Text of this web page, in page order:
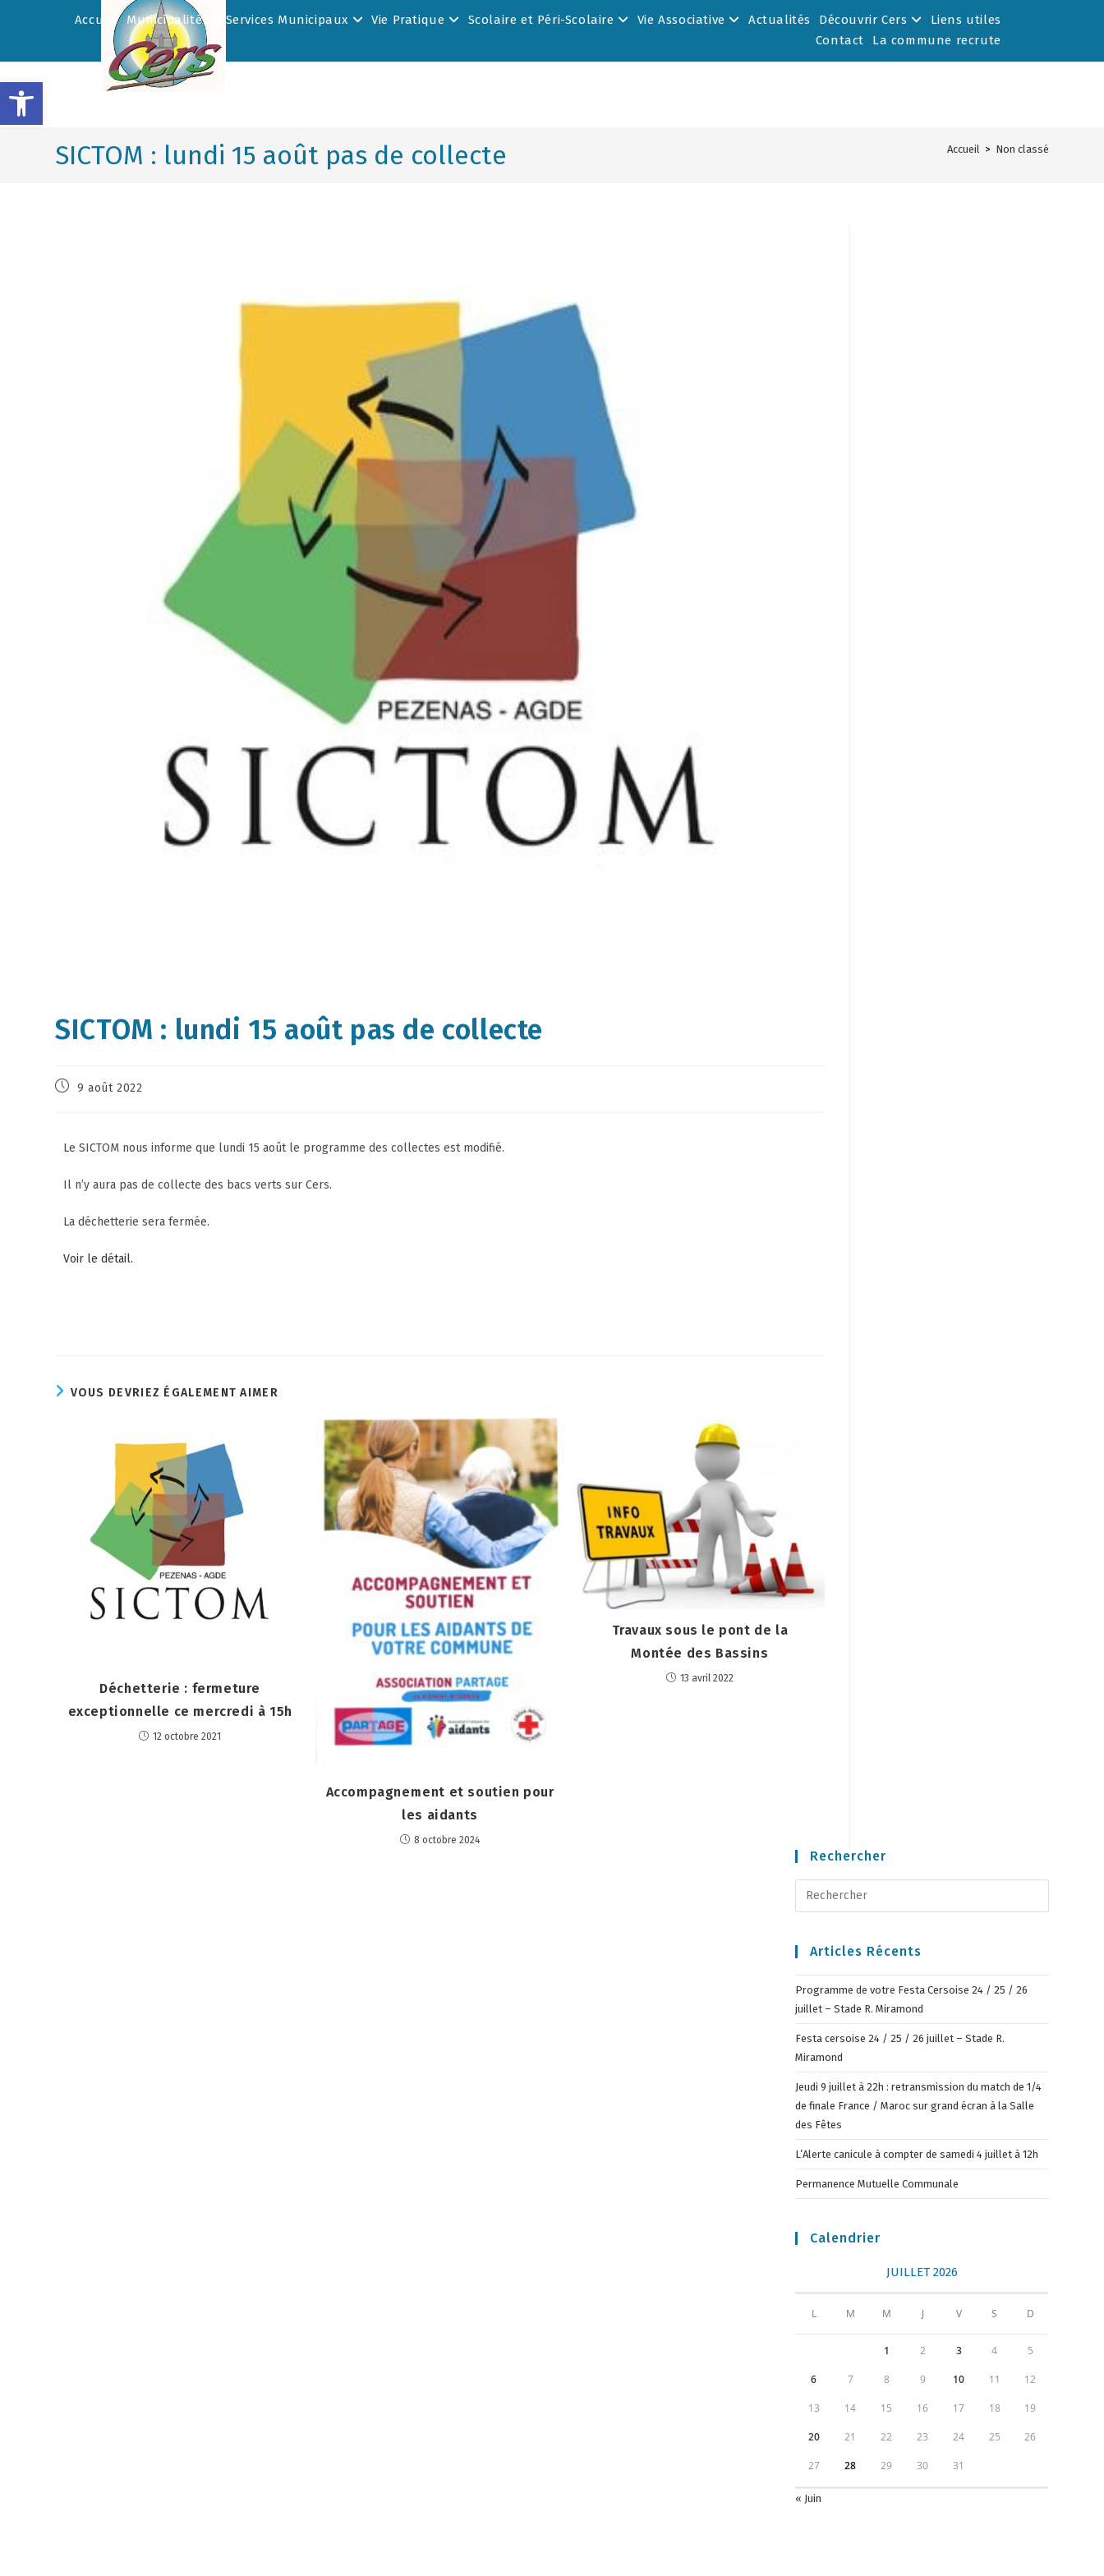
Accueil Municipalité Services Municipaux Vie Pratique Scolaire et Péri-Scolaire Vie Associative Actualités Découvrir Cers
Liens utiles
Contact
La commune recrute
SICTOM : lundi 15 août pas de collecte Accueil > Non classé
SICTOM : lundi 15 août pas de collecte
9 août 2022
Le SICTOM nous informe que lundi 15 août le programme des collectes est modifié.
Il n’y aura pas de collecte des bacs verts sur Cers.
La déchetterie sera fermée.
Voir le détail.
VOUS DEVRIEZ ÉGALEMENT AIMER
Déchetterie : fermeture
exceptionnelle ce mercredi à 15h
12 octobre 2021
Accompagnement et soutien pour
les aidants
8 octobre 2024
Travaux sous le pont de la
Montée des Bassins
13 avril 2022
Rechercher
Articles Récents
Programme de votre Festa Cersoise 24 / 25 / 26
juillet – Stade R. Miramond
Festa cersoise 24 / 25 / 26 juillet – Stade R.
Miramond
Jeudi 9 juillet à 22h : retransmission du match de 1/4
de finale France / Maroc sur grand écran à la Salle
des Fêtes
L’Alerte canicule à compter de samedi 4 juillet à 12h
Permanence Mutuelle Communale
Calendrier
JUILLET 2026
L M M J V S D
1 2 3 4 5
6 7 8 9 10 11 12
13 14 15 16 17 18 19
20 21 22 23 24 25 26
27 28 29 30 31
« Juin
Ouvrir la barre d’outils